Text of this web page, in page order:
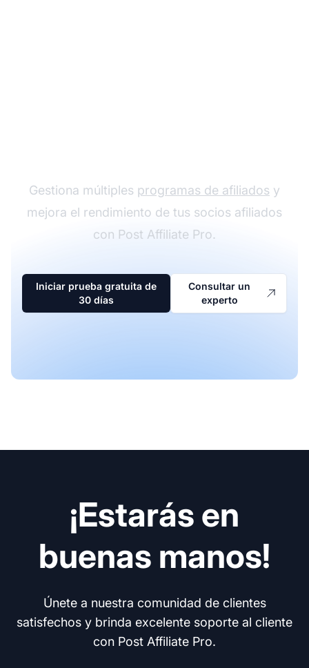
Gestiona múltiples programas de afiliados y
mejora el rendimiento de tus socios afiliados
con Post Affiliate Pro.
Iniciar prueba gratuita de
30 días
Consultar un
experto
¡Estarás en
buenas manos!
Únete a nuestra comunidad de clientes
satisfechos y brinda excelente soporte al cliente
con Post Affiliate Pro.